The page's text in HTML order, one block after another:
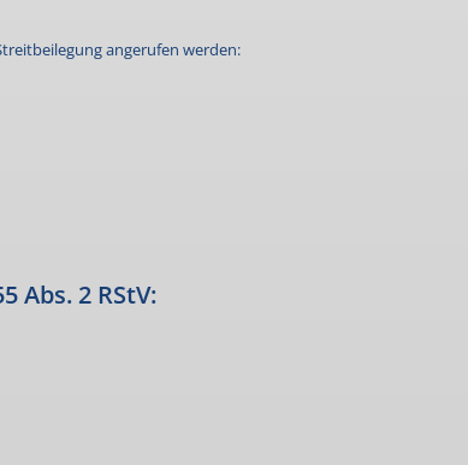
angerufen werden:
2 RStV: